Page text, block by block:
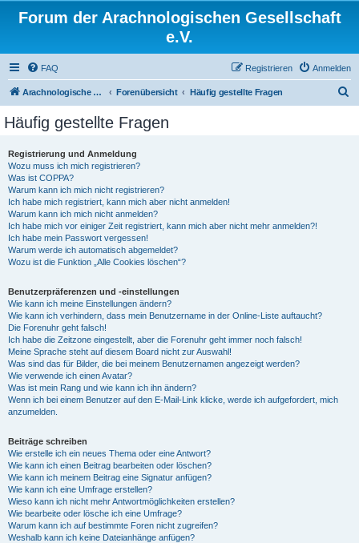
Forum der Arachnologischen Gesellschaft
e.V.
FAQ Anmelden
Registrieren
Arachnologische Gesellschaft e. V. Forenübersicht Häufig gestellte Fragen
Häufig gestellte Fragen
Registrierung und Anmeldung
Wozu muss ich mich registrieren?
Was ist COPPA?
Warum kann ich mich nicht registrieren?
Ich habe mich registriert, kann mich aber nicht anmelden!
Warum kann ich mich nicht anmelden?
Ich habe mich vor einiger Zeit registriert, kann mich aber nicht mehr anmelden?!
Ich habe mein Passwort vergessen!
Warum werde ich automatisch abgemeldet?
Wozu ist die Funktion „Alle Cookies löschen“?
Benutzerpräferenzen und -einstellungen
Wie kann ich meine Einstellungen ändern?
Wie kann ich verhindern, dass mein Benutzername in der Online-Liste auftaucht?
Die Forenuhr geht falsch!
Ich habe die Zeitzone eingestellt, aber die Forenuhr geht immer noch falsch!
Meine Sprache steht auf diesem Board nicht zur Auswahl!
Was sind das für Bilder, die bei meinem Benutzernamen angezeigt werden?
Wie verwende ich einen Avatar?
Was ist mein Rang und wie kann ich ihn ändern?
Wenn ich bei einem Benutzer auf den E-Mail-Link klicke, werde ich aufgefordert, mich
anzumelden.
Beiträge schreiben
Wie erstelle ich ein neues Thema oder eine Antwort?
Wie kann ich einen Beitrag bearbeiten oder löschen?
Wie kann ich meinem Beitrag eine Signatur anfügen?
Wie kann ich eine Umfrage erstellen?
Wieso kann ich nicht mehr Antwortmöglichkeiten erstellen?
Wie bearbeite oder lösche ich eine Umfrage?
Warum kann ich auf bestimmte Foren nicht zugreifen?
Weshalb kann ich keine Dateianhänge anfügen?